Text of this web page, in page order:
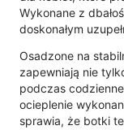
Wykonane z
doskonałym
Osadzone na
zapewniają nie
podczas
ocieplenie
sprawia, że botki